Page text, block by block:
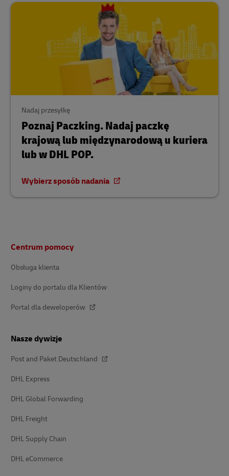
Nadaj przesyłkę
Poznaj Paczking. Nadaj paczkę
krajową lub międzynarodową u kuriera
lub w DHL POP.
Wybierz sposób nadania
Centrum pomocy
Obsługa klienta
Loginy do portalu dla Klientów
Portal dla deweloperów
Nasze dywizje
Post and Paket Deutschland
DHL Express
DHL Global Forwarding
DHL Freight
DHL Supply Chain
DHL eCommerce